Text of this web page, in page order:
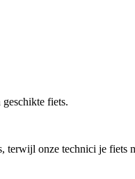
fiets.
onze technici je fiets